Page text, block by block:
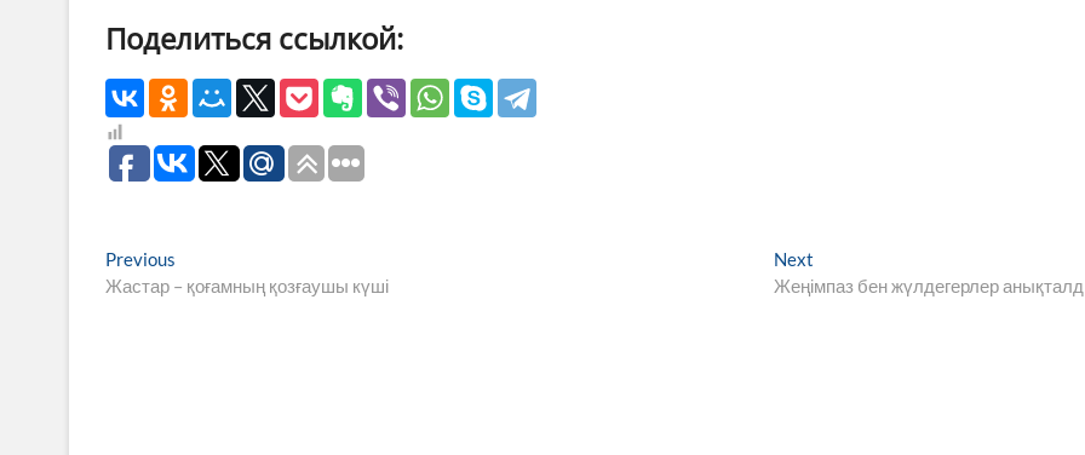
Поделиться ссылкой:
Навигация
по
Previous
post:
Жастар – қоғамның қозғаушы күші
Next
post:
Жеңімпаз бен жүлдегерлер